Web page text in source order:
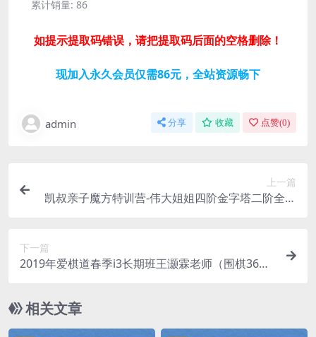
累计销量: 86
如提示提取码错误，请把提取码后面的空格删除！
现加入永久会员仅需86元，全站资源畅下
admin 分享 收藏 点赞(0)
上一篇
凯叔亲子魔方特训营-伟大姐姐四阶金字塔二阶全搞
下一篇
2019年爱棋道春季i3长期班王灏霖老师（围棋36课
相关文章